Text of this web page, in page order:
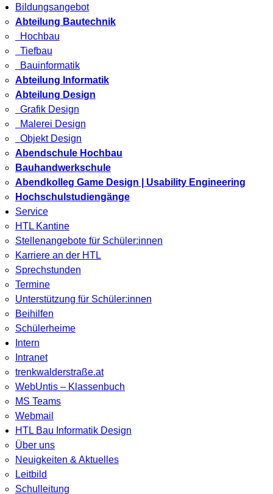
Bildungsangebot
Abteilung Bautechnik
Hochbau
Tiefbau
Bauinformatik
Abteilung Informatik
Abteilung Design
Grafik Design
Malerei Design
Objekt Design
Abendschule Hochbau
Bauhandwerkschule
Abendkolleg Game Design | Usability Engineering
Hochschulstudiengänge
Service
HTL Kantine
Stellenangebote für Schüler:innen
Karriere an der HTL
Sprechstunden
Termine
Unterstützung für Schüler:innen
Beihilfen
Schülerheime
Intern
Intranet
trenkwalderstraße.at
WebUntis – Klassenbuch
MS Teams
Webmail
HTL Bau Informatik Design
Über uns
Neuigkeiten & Aktuelles
Leitbild
Schulleitung